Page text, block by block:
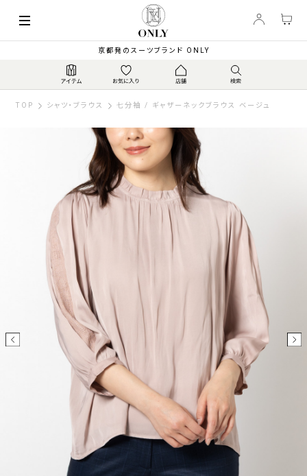
京都発のスーツブランド ONLY
TOP シャツ・ブラウス 七分袖 / ギャザーネックブラウス ベージュ